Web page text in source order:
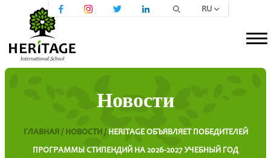
RU
Новости
ГЛАВНАЯ / НОВОСТИ / HERITAGE ОБЪЯВЛЯЕТ ПОБЕДИТЕЛЕЙ
ПРОГРАММЫ СТИПЕНДИЙ НА 2026-2027 УЧЕБНЫЙ ГОД